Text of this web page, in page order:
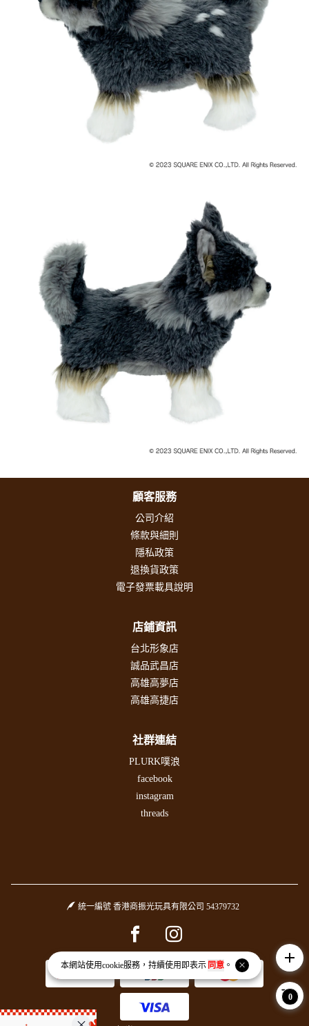
本網站使用cookie服務，持續使用即表示 同意。
顧客服務
公司介紹
條款與細則
隱私政策
退換貨政策
電子發票載具說明
店鋪資訊
台北形象店
誠品武昌店
高雄高夢店
高雄高捷店
社群連結
PLURK噗浪
facebook
instagram
threads
統一編號 香港商振光玩具有限公司 54379732
Facebook pageInstagram page
add
0